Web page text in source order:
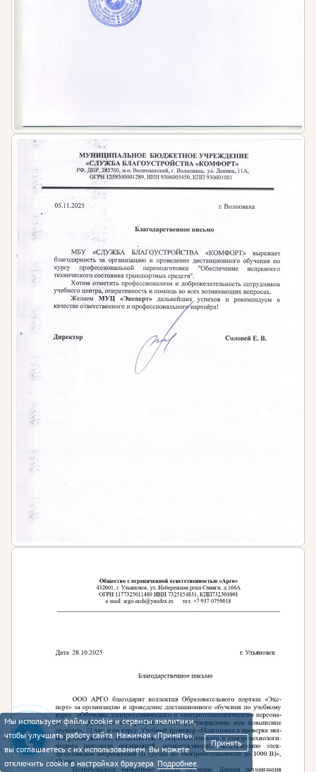
Мы используем файлы cookie и сервисы аналитики,
чтобы улучшать работу сайта. Нажимая «Принять»,
вы соглашаетесь с их использованием. Вы можете
отключить cookie в настройках браузера. Подробнее.
Принять